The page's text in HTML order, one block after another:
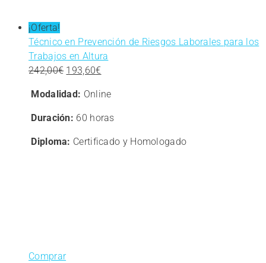
¡Oferta!
Técnico en Prevención de Riesgos Laborales para los
Trabajos en Altura
242,00€ El
original
era:
193,60€
actual
Modalidad: Online
Duración: 60 horas
Diploma: Certificado y Homologado
Comprar